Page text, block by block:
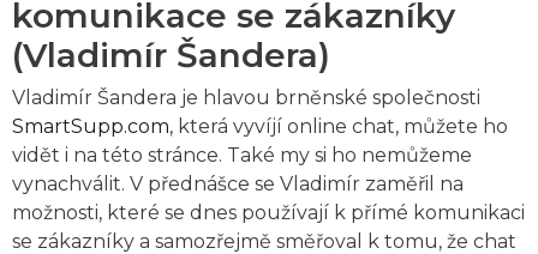
komunikace se zákazníky
(Vladimír Šandera)
Vladimír Šandera je hlavou brněnské společnosti
SmartSupp.com, která vyvíjí online chat, můžete ho
vidět i na této stránce. Také my si ho nemůžeme
vynachválit. V přednášce se Vladimír zaměřil na
možnosti, které se dnes používají k přímé komunikaci
se zákazníky a samozřejmě směřoval k tomu, že chat